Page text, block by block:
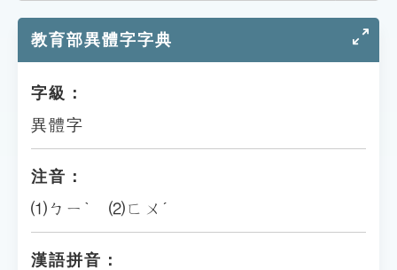
貓頭鷹博士
教育部異體字字典
字級：
異體字
注音：
⑴ㄅㄧˋ ⑵ㄈㄨˊ
漢語拼音：